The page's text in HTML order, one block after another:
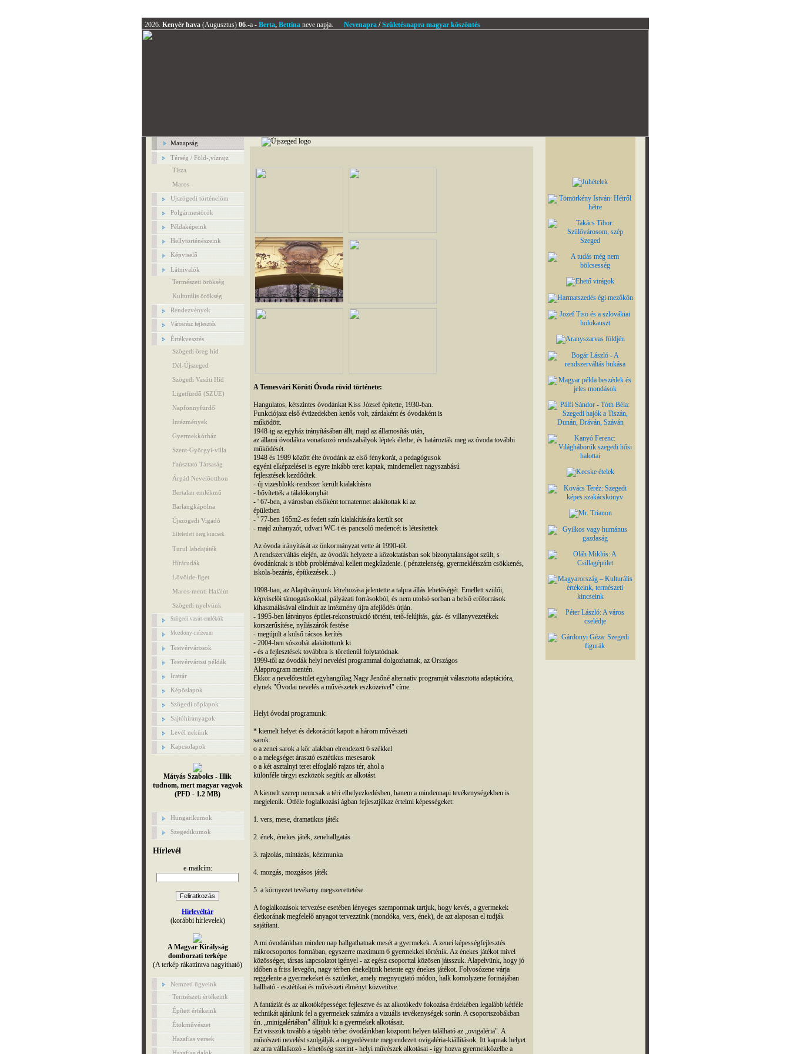
2026. Kenyér hava (Augusztus) 06.-a - Berta, Bettinaneve napja. Nevenapra/Születésnapra magyar köszöntés
Manapság
Térség / Föld-,vízrajz
Tisza
Maros
Ujszögedi történelöm
Polgármestörök
Példaképeink
Hellytörténészeink
Képviselő
Látnivalók
Természeti örökség
Kulturális örökség
Rendezvények
Városrész fejlesztés
Értékvesztés
Szögedi öreg híd
Dél-Újszeged
Szögedi Vasúti Híd
Ligetfürdő (SZÚE)
Napfonnyfürdő
Intézmények
Gyermekkórház
Szent-Györgyi-villa
Faúsztató Társaság
Árpád Nevelőotthon
Bertalan emlékmű
Barlangkápolna
Újszögedi Vigadó
Elfeledett öreg kincsek
Turul labdajáték
Hírárudák
Lövölde-liget
Maros-menti Halálút
Szögedi nyelvünk
Szögedi vasút-emlékök
Mozdony-múzeum
Testvérvárosok
Testvérvárosi példák
Irattár
Képöslapok
Szögedi röplapok
Sajtóhíranyagok
Levél nekünk
Kapcsolapok
Mátyás Szabolcs - Illik
tudnom, mert magyar vagyok
(PFD - 1.2 MB)
Hungarikumok
Szegedikumok
Hírlevél
e-mailcím:
Hírlevéltár
(korábbi hírlevelek)
A Magyar Királyság
domborzati terképe
(A terkép rákattintva nagyítható)
Nemzeti ügyeink
Természeti értékeink
Épített értékeink
Étökművészet
Hazafias versek
A Temesvári Körúti Óvoda rövid története:
Hangulatos, kétszintes óvodánkat Kiss József építette, 1930-ban.
Funkciójaaz első évtizedekben kettős volt, zárdaként és óvodaként is
működött.
1948-ig az egyház irányításában állt, majd az államosítás után,
az állami óvodákra vonatkozó rendszabályok léptek életbe, és határozták meg az óvoda további
működését.
1948 és 1989 között élte óvodánk az első fénykorát, a pedagógusok
egyéni elképzelései is egyre inkább teret kaptak, mindemellett nagyszabású
fejlesztések kezdődtek.
- új vizesblokk-rendszer került kialakításra
- bővítették a tálalókonyhát
- ' 67-ben, a városban elsőként tornatermet alakítottak ki az
épületben
- ' 77-ben 165m2-es fedett szín kialakítására került sor
- majd zuhanyzót, udvari WC-t és pancsoló medencét is létesítettek
Az óvoda irányítását az önkormányzat vette át 1990-től.
A rendszerváltás elején, az óvodák helyzete a közoktatásban sok bizonytalanságot szült, s
óvodánknak is több problémával kellett megkűzdenie. ( pénztelenség, gyermeklétszám csökkenés,
iskola-bezárás, építkezések...)
1998-ban, az Alapítványunk létrehozása jelentette a talpra állás lehetőségét. Emellett szülői,
képviselői támogatásokkal, pályázati forrásokból, és nem utolsó sorban a belső erőforrások
kihasználásával elindult az intézmény újra afejlődés útján.
- 1995-ben látványos épület-rekonstrukció történt, tető-felújítás, gáz- és villanyvezetékek
korszerűsítése, nyílászárók festése
- megújult a külső rácsos kerítés
- 2004-ben sószobát alakítottunk ki
- és a fejlesztések továbbra is töretlenül folytatódnak.
1999-től az óvodák helyi nevelési programmal dolgozhatnak, az Országos
Alapprogram mentén.
Ekkor a nevelőtestület egyhangúlag Nagy Jenőné alternatív programját választotta adaptációra,
elynek "Óvodai nevelés a művészetek eszközeivel" címe.
Helyi óvodai programunk:
* kiemelt helyet és dekorációt kapott a három művészeti
sarok:
o a zenei sarok a kör alakban elrendezett 6 székkel
o a melegséget árasztó esztétikus mesesarok
o a két asztalnyi teret elfoglaló rajzos tér, ahol a
különféle tárgyi eszközök segítik az alkotást.
A kiemelt szerep nemcsak a téri elhelyezkedésben, hanem a mindennapi tevékenységekben is
megjelenik. Ötféle foglalkozási ágban fejlesztjükaz értelmi képességeket:
1. vers, mese, dramatikus játék
2. ének, énekes játék, zenehallgatás
3. rajzolás, mintázás, kézimunka
4. mozgás, mozgásos játék
5. a környezet tevékeny megszerettetése.
A foglalkozások tervezése esetében lényeges szempontnak tartjuk, hogy kevés, a gyermekek
életkorának megfelelő anyagot tervezzünk (mondóka, vers, ének), de azt alaposan el tudják
sajátítani.
A mi óvodánkban minden nap hallgathatnak mesét a gyermekek. A zenei képességfejlesztés
mikrocsoportos formában, egyszerre maximum 6 gyermekkel történik. Az énekes játékot mivel
közösséget, társas kapcsolatot igényel - az egész csoporttal közösen játsszuk. Alapelvünk, hogy jó
időben a friss levegőn, nagy térben énekeljünk hetente egy énekes játékot. Folyosózene várja
reggelente a gyermekeket és szüleiket, amely megnyugtató módon, halk komolyzene formájában
hallható - esztétikai és művészeti élményt közvetítve.
A fantáziát és az alkotóképességet fejlesztve és az alkotókedv fokozása érdekében legalább kétféle
technikát ajánlunk fel a gyermekek számára a vizuális tevékenységek során. A csoportszobákban
ún. „minigalériában" állítjuk ki a gyermekek alkotásait.
Ezt visszük tovább a tágabb térbe: óvodáinkban központi helyen található az „ovigaléria". A
művészeti nevelést szolgálják a negyedévente megrendezett ovigaléria-kiállítások. Itt kapnak helyet
az arra vállalkozó - lehetőség szerint - helyi művészek alkotásai - így hozva gyermekközelbe a